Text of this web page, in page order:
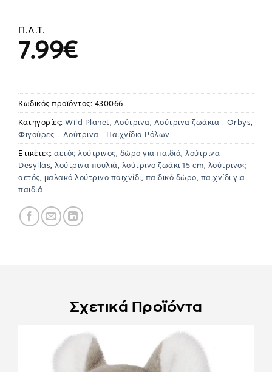
Π.Λ.Τ.
7.99€
Κωδικός προϊόντος: 430066
Κατηγορίες: Wild Planet, Λούτρινα, Λούτρινα ζωάκια - Orbys,
Φιγούρες – Λούτρινα - Παιχνίδια Ρόλων
Ετικέτες: αετός λούτρινος, δώρο για παιδιά, λούτρινα
Desyllas, λούτρινα πουλιά, λούτρινο ζωάκι 15 cm, λούτρινος
αετός, μαλακό λούτρινο παιχνίδι, παιδικό δώρο, παιχνίδι για
παιδιά
Σχετικά Προϊόντα